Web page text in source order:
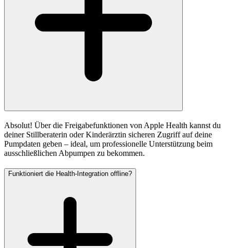
Absolut! Über die Freigabefunktionen von Apple Health kannst du
deiner Stillberaterin oder Kinderärztin sicheren Zugriff auf deine
Pumpdaten geben – ideal, um professionelle Unterstützung beim
ausschließlichen Abpumpen zu bekommen.
Funktioniert die Health-Integration offline?